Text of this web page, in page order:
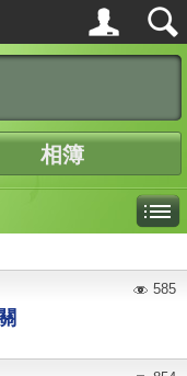
相簿
585